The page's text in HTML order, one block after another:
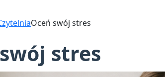
Oceń swój stres
stres